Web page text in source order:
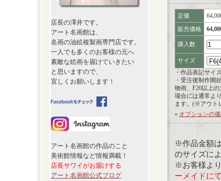
店長の澤井です。
アート名画館は、
名画の油絵複製画専門店です。
一人でも多くのお客様の元へ
素敵な絵画を届けていきたい
と思いますので、
宜しくお願いします！
アート名画館の作品のこと
美術館情報など情報満載！
店長サワイがお届けする
アート名画館公式ブログ
定価
販売価格
購入数
サイズ
・作品表記サイ
・受注後制作開
物画、F20以上
場合には通常よ
ます。(※アウト
» オプションの
※作品金額
のサイズに
※お客様よ
ーメイドに